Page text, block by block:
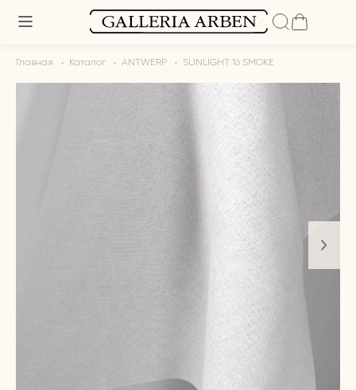
Главная Каталог ANTWERP SUNLIGHT 16 SMOKE